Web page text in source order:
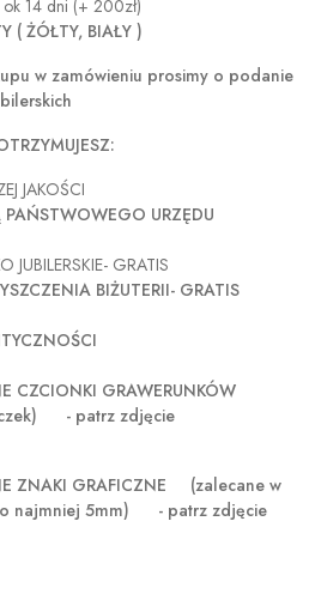
ok 14 dni (+ 200zł)
( ŻÓŁTY, BIAŁY )
w zamówieniu prosimy o podanie
JAKOŚCI
PAŃSTWOWEGO URZĘDU
JUBILERSKIE- GRATIS
BIŻUTERII- GRATIS
CZCIONKI GRAWERUNKÓW
- patrz zdjęcie
ZNAKI GRAFICZNE (zalecane w
najmniej 5mm) - patrz zdjęcie